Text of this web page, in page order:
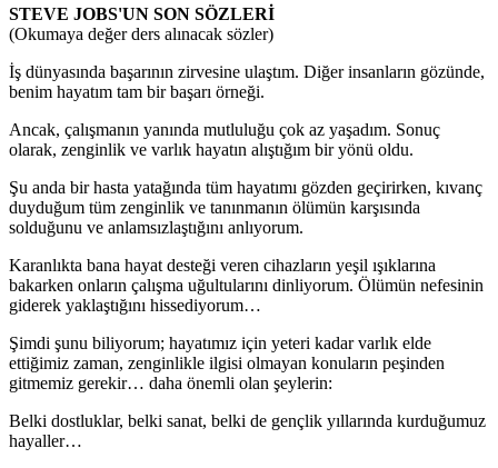
STEVE JOBS'UN SON SÖZLERİ
(Okumaya değer ders alınacak sözler)
İş dünyasında başarının zirvesine ulaştım. Diğer insanların gözünde,
benim hayatım tam bir başarı örneği.
Ancak, çalışmanın yanında mutluluğu çok az yaşadım. Sonuç
olarak, zenginlik ve varlık hayatın alıştığım bir yönü oldu.
Şu anda bir hasta yatağında tüm hayatımı gözden geçirirken, kıvanç
duyduğum tüm zenginlik ve tanınmanın ölümün karşısında
solduğunu ve anlamsızlaştığını anlıyorum.
Karanlıkta bana hayat desteği veren cihazların yeşil ışıklarına
bakarken onların çalışma uğultularını dinliyorum. Ölümün nefesinin
giderek yaklaştığını hissediyorum…
Şimdi şunu biliyorum; hayatımız için yeteri kadar varlık elde
ettiğimiz zaman, zenginlikle ilgisi olmayan konuların peşinden
gitmemiz gerekir… daha önemli olan şeylerin:
Belki dostluklar, belki sanat, belki de gençlik yıllarında kurduğumuz
hayaller…